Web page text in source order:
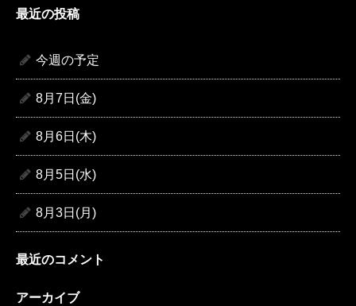
最近の投稿
今週の予定
8月7日(金)
8月6日(木)
8月5日(水)
8月3日(月)
最近のコメント
アーカイブ